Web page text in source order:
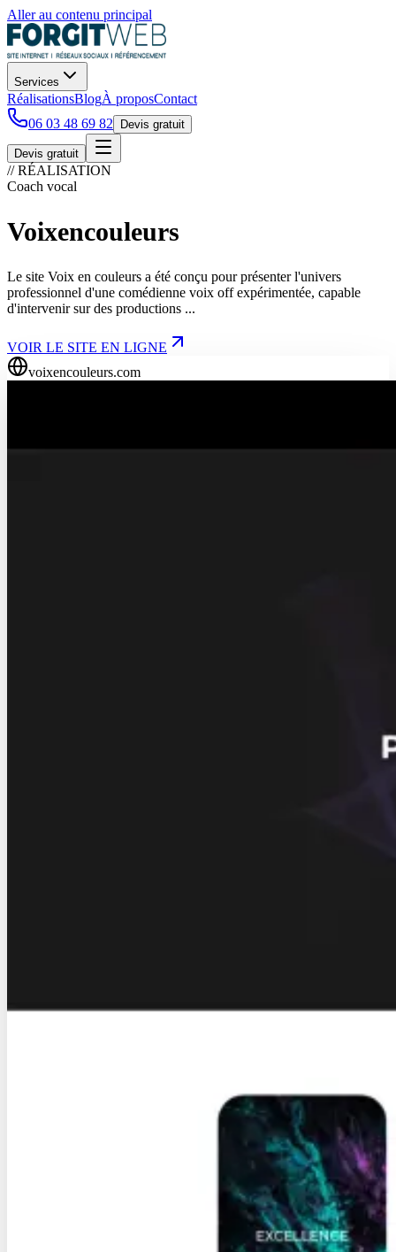
Aller au contenu principal
Services
RéalisationsBlogÀ proposContact
06 03 48 69 82
Devis gratuit
Devis gratuit
// RÉALISATION
Coach vocal
Voixencouleurs
Le site Voix en couleurs a été conçu pour présenter l'univers
professionnel d'une comédienne voix off expérimentée, capable
d'intervenir sur des productions ...
VOIR LE SITE EN LIGNE
voixencouleurs.com